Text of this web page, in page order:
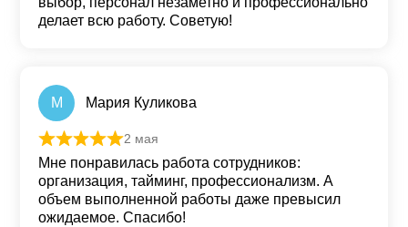
делает всю работу. Советую!
М Мария Куликова
Оценка
2 мая
Мне понравилась работа сотрудников:
организация, тайминг, профессионализм. А
объем выполненной работы даже превысил
ожидаемое. Спасибо!